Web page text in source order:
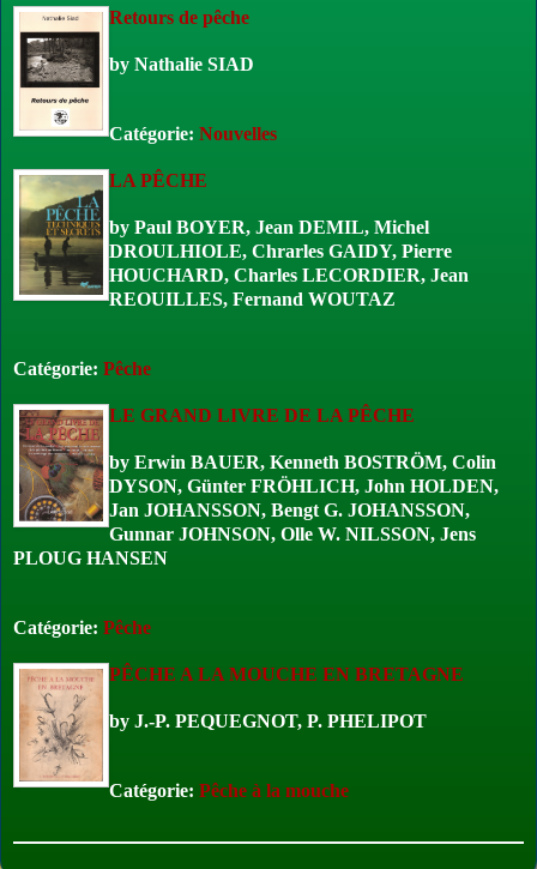
Retours de pêche
by Nathalie SIAD
Catégorie: Nouvelles
LA PÊCHE
by Paul BOYER, Jean DEMIL, Michel
DROULHIOLE, Chrarles GAIDY, Pierre
HOUCHARD, Charles LECORDIER, Jean
REOUILLES, Fernand WOUTAZ
Catégorie: Pêche
LE GRAND LIVRE DE LA PÊCHE
by Erwin BAUER, Kenneth BOSTRÖM, Colin
DYSON, Günter FRÖHLICH, John HOLDEN,
Jan JOHANSSON, Bengt G. JOHANSSON,
Gunnar JOHNSON, Olle W. NILSSON, Jens
PLOUG HANSEN
Catégorie: Pêche
PÊCHE A LA MOUCHE EN BRETAGNE
by J.-P. PEQUEGNOT, P. PHELIPOT
Catégorie: Pêche à la mouche